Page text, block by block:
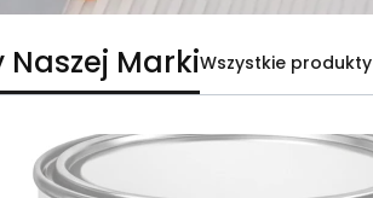
MarkiWszystkie produkty